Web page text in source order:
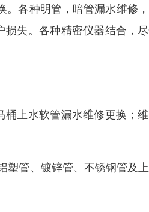
。各种明管，暗管漏水维修
失。各种精密仪器结合，
上水软管漏水维修更换；
塑管、镀锌管、不锈钢管及